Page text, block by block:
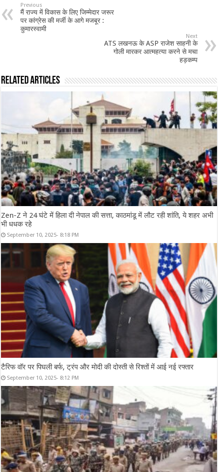
Previous
मैं राज्य में विकास के लिए जिम्मेदार जरूर
पर कांग्रेस की मर्जी के आगे मजबूर :
कुमारस्वामी
Next
ATS लखनऊ के ASP राजेश साहनी के
गोली मारकर आत्महत्या करने से मचा
हड़कम्प
Related Articles
Zen-Z ने 24 घंटे में हिला दी नेपाल की सत्ता, काठमांडू में लौट रही शांति, ये शहर अभी
भी धधक रहे
September 10, 2025- 8:18 PM
टैरिफ वॉर पर पिघली बर्फ, ट्रंप और मोदी की दोस्ती से रिश्तों में आई नई रफ्तार
September 10, 2025- 8:12 PM